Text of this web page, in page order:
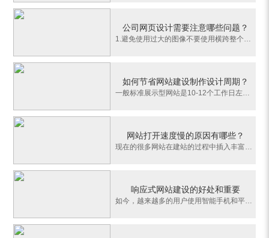
公司网页设计需要注意哪些问题？
1.避免使用过大的图像不要使用横跨整个屏幕的图像。避免访问者向右滚动屏幕。占75%的屏幕宽度是一个好的建议。2.不要用框架在大多数公司在进行网站制作时，在屏幕的左边有一个框架。但是设计者立刻就发现，在使用框架时产生了许多的问题。使用框架时如果没有17英寸的显示屏几乎不可能显示整个网站。框架也使得网站内个人主页
如何节省网站建设制作设计周期？
一般标准展示型网站是10-12个工作日左右，精美型、 营销型、品牌型等的一般要15个以上工作日完成，当然具体还是要看您的网站内容的多少，还有一个影响进度的因素是双方的配合（包括您给我们提供资料的进程以及沟通上没什么误差）。那对于建站这块比较急的客户如何才能节省建站时间呢?网站建设制作的基本流程1、积极配合建站
网站打开速度慢的原因有哪些？
现在的很多网站在建站的过程中插入丰富的内容：除了图片和文字还有动画、视频等等，堪称完美网站。但是，实际上这样的网站通常都是华而不实，网站跳出率偏高，并没有吸引用户驻足。就其根本原因就是，网站打开速度慢，导致用户没有耐心去等待，从而流失了用户。通常情况下，网站打开速度慢的原因有哪些？1、服务器稳定性。网
响应式网站建设的好处和重要
如今，越来越多的用户使用智能手机和平板电脑上网，响应式网站似乎是最简单也是迄今为止唯一一种可以在任何设备上定位受众，并提供无缝对接、精彩内容的方式。实际上，响应式网站已变得日益重要，因为现今大多数人出于各种原因都在使用多种设备(尤其是平板电脑和智能手机)浏览互联网。下面为您介绍响应式网站建设的好处和重